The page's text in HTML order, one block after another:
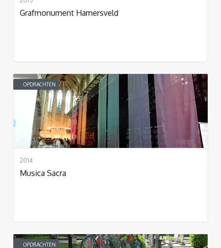
Grafmonument Hamersveld
OPDRACHTEN
2014
Musica Sacra
OPDRACHTEN